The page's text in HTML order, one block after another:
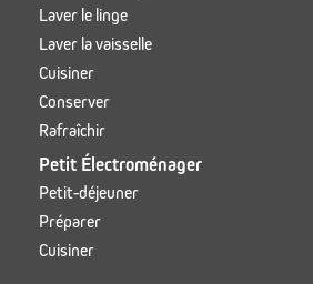
Laver le linge
Laver la vaisselle
Cuisiner
Conserver
Rafraîchir
Petit Électroménager
Petit-déjeuner
Préparer
Cuisiner